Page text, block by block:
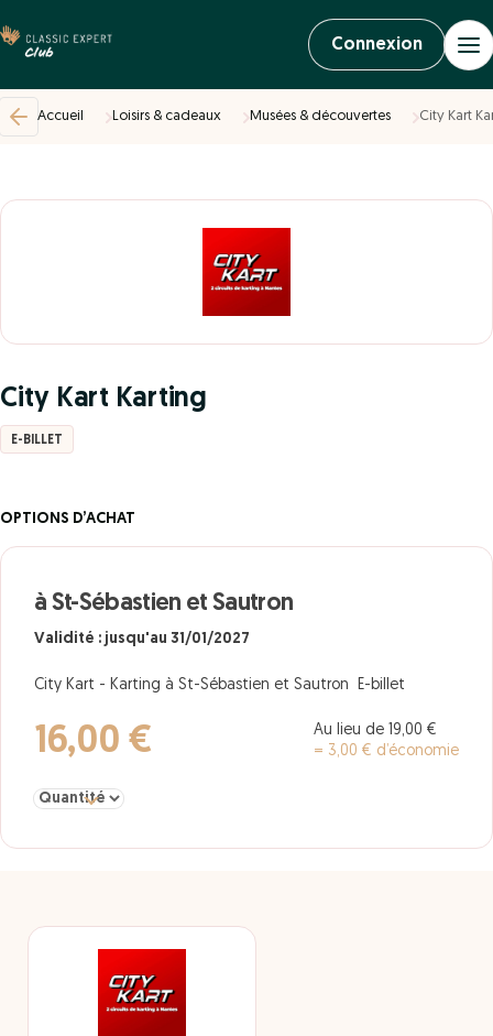
Connexion
Accueil Loisirs & cadeaux Musées & découvertes City Kart
City Kart Karting
E-BILLET
OPTIONS D’ACHAT
à St-Sébastien et Sautron
Validité : jusqu'au 31/01/2027
City Kart - Karting à St-Sébastien et Sautron E-billet
16,00 €
Au lieu de 19,00 €
= 3,00 € d’économie
Sélectionner la quantité pour à St-Sébastien et Sautron